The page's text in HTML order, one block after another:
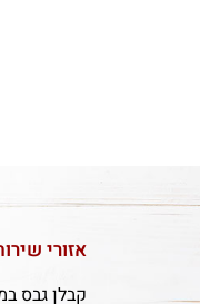
אזורי
קבלן גבס